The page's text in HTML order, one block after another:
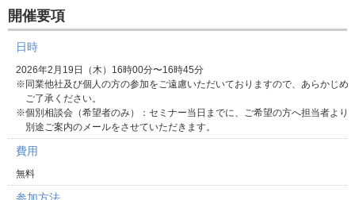
開催要項
日時
2026年2月19日（木）16時00分〜16時45分
※同業他社及び個人の方の参加をご遠慮いただいておりますので、あらかじめ
ご了承ください。
※個別相談会（希望者のみ）：セミナー当日までに、ご希望の方へ担当者より
別途ご案内のメールをさせていただきます。
費用
無料